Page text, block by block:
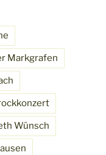
Markgrafen
Wünsch